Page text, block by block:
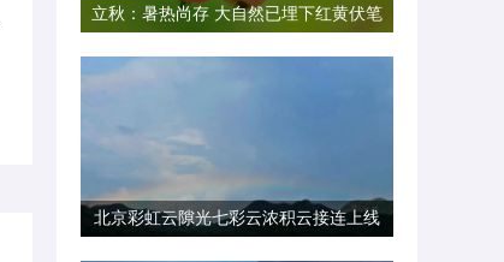
立秋：暑热尚存 大自然已埋下红黄伏笔
北京彩虹云隙光七彩云浓积云接连上线